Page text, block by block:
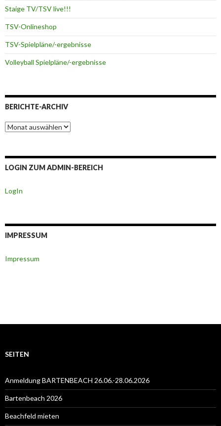
Staige TV/TSV live!!!
TSV-Onlineshop
TSV-Spielpläne/-ergebnisse
Volleyball Spielpläne/-ergebnisse
BERICHTE-ARCHIV
Berichte-
Archiv
LOGIN ZUM ADMIN-BEREICH
LogIn
IMPRESSUM
Impressum
SEITEN
Anmeldung BARTENBEACH 26.06.-28.06.2026
Bartenbeach 2026
Beachfeld mieten